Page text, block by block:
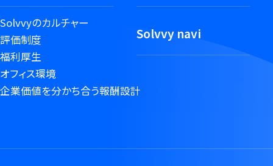
Solvvyのカルチャー
評価制度
福利厚生
オフィス環境
企業価値を分かち合う報酬設計
Solvvy navi